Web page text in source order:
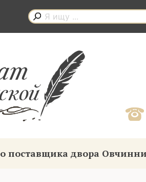
поставщика двора